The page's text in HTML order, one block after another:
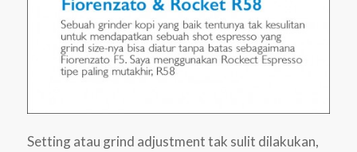
Setting atau grind adjustment tak sulit dilakukan,